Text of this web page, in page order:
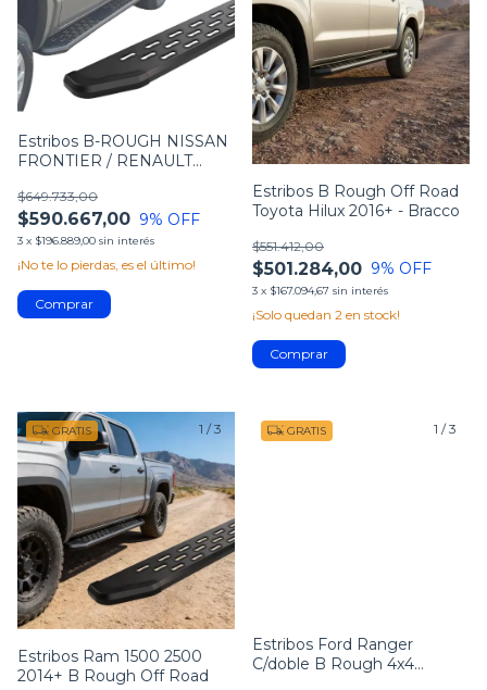
Estribos B-ROUGH NISSAN
FRONTIER / RENAULT
4x4 Bracco
$590.667,00
$649.733,00
9% OFF
3 x $196.889,00 sin interés
¡No te lo pierdas, es el último!
Estribos B Rough Off Road
Toyota Hilux 2016+ - Bracco
$501.284,00
$551.412,00
9% OFF
3 x $167.094,67 sin interés
¡Solo quedan 2 en stock!
1 /3
GRATIS
Estribos Ram 1500 2500
2014+ B Rough Off Road
1 /3
GRATIS
Estribos Ford Ranger
C/doble B Rough 4x4